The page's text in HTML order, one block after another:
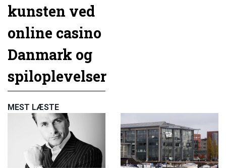
kunsten ved
online casino
Danmark og
spiloplevelser
MEST LÆSTE